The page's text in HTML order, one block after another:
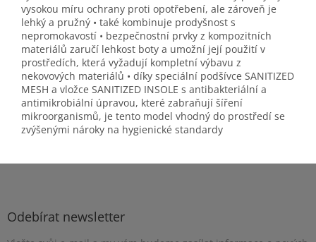
vysokou míru ochrany proti opotřebení, ale zároveň je
lehký a pružný • také kombinuje prodyšnost s
nepromokavostí • bezpečnostní prvky z kompozitních
materiálů zaručí lehkost boty a umožní její použití v
prostředích, která vyžadují kompletní výbavu z
nekovových materiálů • díky speciální podšívce SANITIZED
MESH a vložce SANITIZED INSOLE s antibakteriální a
antimikrobiální úpravou, které zabraňují šíření
mikroorganismů, je tento model vhodný do prostředí se
zvýšenými nároky na hygienické standardy
Z
Odebírat newsletter